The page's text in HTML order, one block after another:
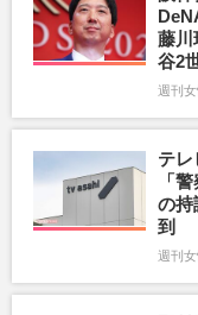
藤川
谷2
週刊
テ
「
の持
到
週刊